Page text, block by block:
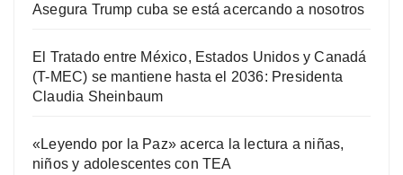
Asegura Trump cuba se está acercando a nosotros
El Tratado entre México, Estados Unidos y Canadá
(T-MEC) se mantiene hasta el 2036: Presidenta
Claudia Sheinbaum
«Leyendo por la Paz» acerca la lectura a niñas,
niños y adolescentes con TEA